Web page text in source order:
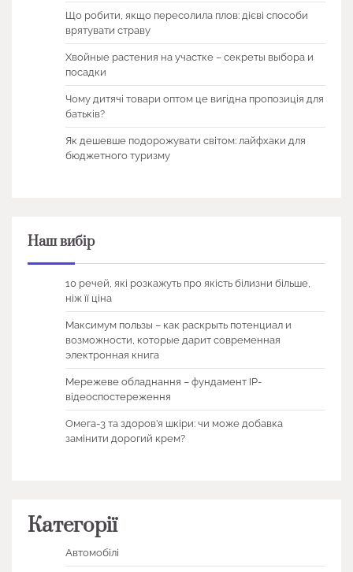
Що робити, якщо пересолила плов: дієві способи
врятувати страву
Хвойные растения на участке – секреты выбора и
посадки
Чому дитячі товари оптом це вигідна пропозиція для
батьків?
Як дешевше подорожувати світом: лайфхаки для
бюджетного туризму
Наш вибір
10 речей, які розкажуть про якість білизни більше,
ніж її ціна
Максимум пользы – как раскрыть потенциал и
возможности, которые дарит современная
электронная книга
Мережеве обладнання – фундамент IP-
відеоспостереження
Омега-3 та здоров’я шкіри: чи може добавка
замінити дорогий крем?
Категорії
Автомобілі